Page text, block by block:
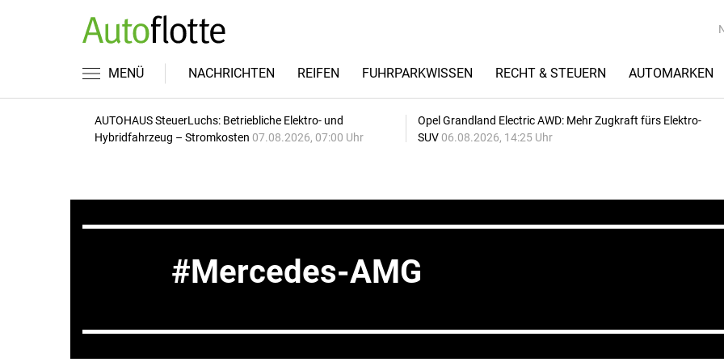
MENÜ NACHRICHTEN REIFEN FUHRPARKWISSEN RECHT & STEUERN AUTOMARKEN
AUTOHAUS SteuerLuchs: Betriebliche Elektro- und
Hybridfahrzeug – Stromkosten 07.08.2026, 07:00 Uhr
Opel Grandland Electric AWD: Mehr Zugkraft fürs Elektro-
SUV 06.08.2026, 14:25 Uhr
Mercedes-AMG